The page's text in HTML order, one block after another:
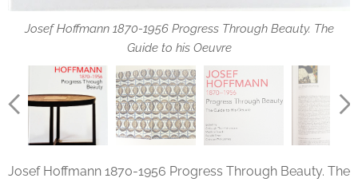
Josef Hoffmann 1870-1956 Progress Through Beauty. The
Guide to his Oeuvre
Guide to his Oeuvre
Guide to his Oeuvre
Josef Hoffmann 1870-1956 Progress Through Beauty. The
Guide to his Oeuvre
Guide to his Oeuvre
Josef Hoffmann 1870-1956 Progress Through Beauty. The